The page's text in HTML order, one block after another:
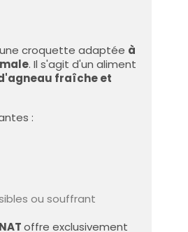
croquette adaptée à
. Il s'agit d'un aliment
fraîche et
:
ou souffrant
offre exclusivement